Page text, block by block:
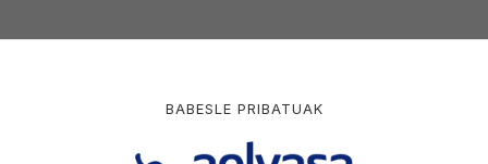
BABESLE PRIBATUAK